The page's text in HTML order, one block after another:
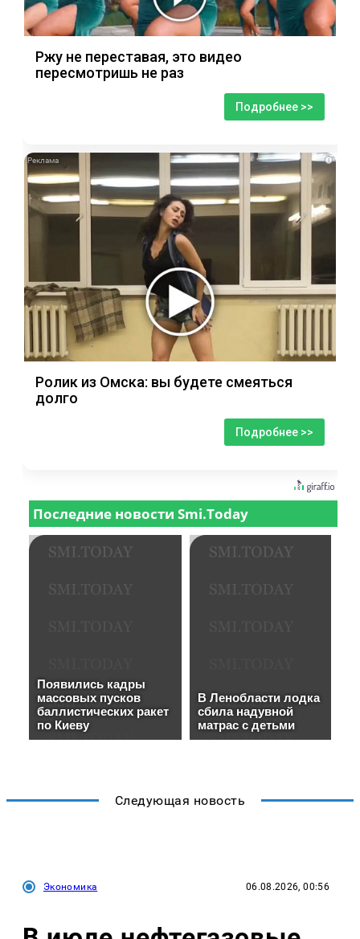
Ржу не переставая, это видео
пересмотришь не раз
Подробнее >>
i
Ролик из Омска: вы будете смеяться
долго
Подробнее >>
Следующая новость
Экономика 06.08.2026, 00:56